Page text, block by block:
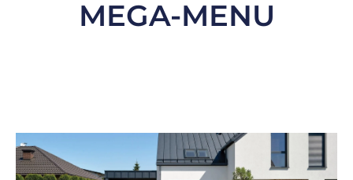
MEGA-MENU